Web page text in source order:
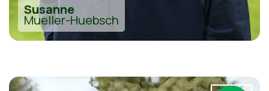
Susanne
Mueller-Huebsch